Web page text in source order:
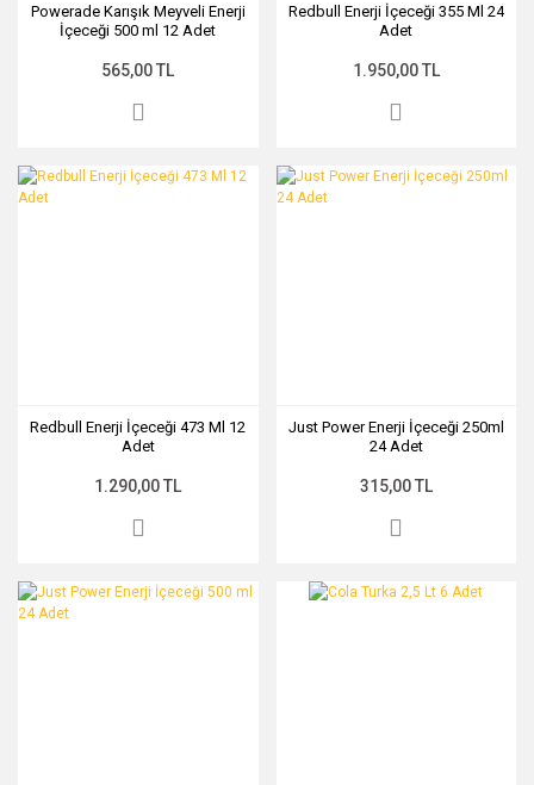
Powerade Karışık Meyveli Enerji
İçeceği 500 ml 12 Adet
565,00 TL
Redbull Enerji İçeceği 355 Ml 24
Adet
1.950,00 TL
Redbull Enerji İçeceği 473 Ml 12
Adet
1.290,00 TL
Just Power Enerji İçeceği 250ml
24 Adet
315,00 TL